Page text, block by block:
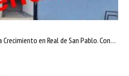
Casa de 1 Nivel con Opción a Crecimiento en Real de San Pablo. Consta de: ▪️ 1 Recámara. ▪️ Sala - Comedor. ▪...